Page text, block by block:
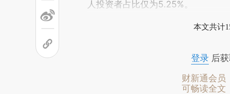
人投资者占比仅为5.25%。
本文共计
登录后获
财新通会员
可畅读全文